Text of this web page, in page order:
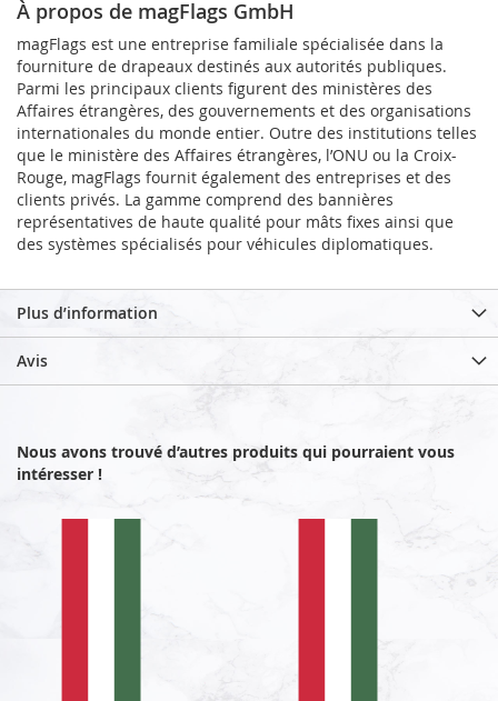
À propos de magFlags GmbH
magFlags est une entreprise familiale spécialisée dans la
fourniture de drapeaux destinés aux autorités publiques.
Parmi les principaux clients figurent des ministères des
Affaires étrangères, des gouvernements et des organisations
internationales du monde entier. Outre des institutions telles
que le ministère des Affaires étrangères, l’ONU ou la Croix-
Rouge, magFlags fournit également des entreprises et des
clients privés. La gamme comprend des bannières
représentatives de haute qualité pour mâts fixes ainsi que
des systèmes spécialisés pour véhicules diplomatiques.
Plus d’information
Avis
Nous avons trouvé d’autres produits qui pourraient vous
intéresser !